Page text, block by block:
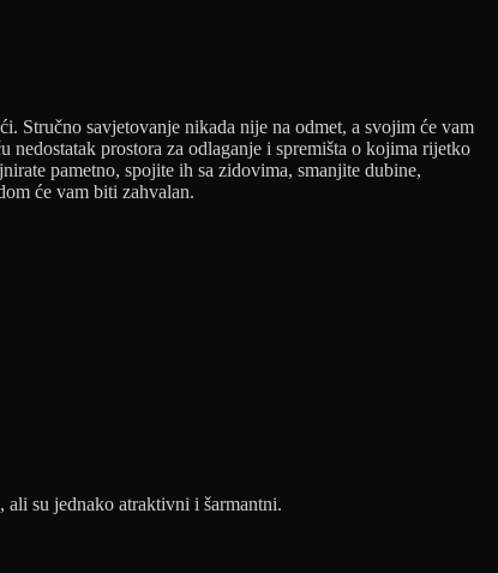
Stručno savjetovanje nikada nije na odmet, a svojim će vam
prostora za odlaganje i spremišta o kojima rijetko
pametno, spojite ih sa zidovima, smanjite dubine,
će vam biti zahvalan.
su jednako atraktivni i šarmantni.